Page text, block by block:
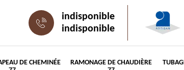
indisponible
indisponible
DE CHEMINÉE
RAMONAGE DE CHAUDIÈRE